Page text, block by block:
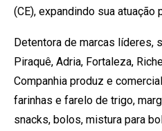
(CE), expandindo sua atuação
Detentora de marcas líderes,
Piraquê, Adria, Fortaleza,
Companhia produz e
farinhas e farelo de trigo,
snacks, bolos, mistura para